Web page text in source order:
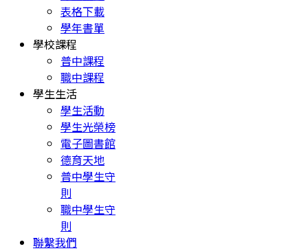
表格下載
學年書單
學校課程
普中課程
職中課程
學生生活
學生活動
學生光榮榜
電子圖書館
德育天地
普中學生守
則
職中學生守
則
聯繫我們